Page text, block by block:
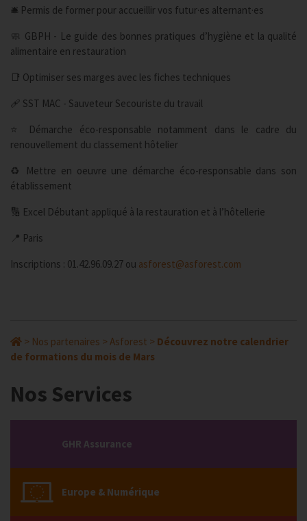
🛎️ Permis de former pour accueillir vos futur·es alternant·es
🧼 GBPH - Le guide des bonnes pratiques d’hygiène et la qualité
alimentaire en restauration
📑 Optimiser ses marges avec les fiches techniques
🩹 SST MAC - Sauveteur Secouriste du travail
⭐️ Démarche éco-responsable notamment dans le cadre du
renouvellement du classement hôtelier
♻️ Mettre en oeuvre une démarche éco-responsable dans son
établissement
🔢 Excel Débutant appliqué à la restauration et à l’hôtellerie
📍 Paris
Inscriptions : 01.42.96.09.27 ou asforest@asforest.com
> Nos partenaires > Asforest > Découvrez notre calendrier
de formations du mois de Mars
Nos Services
GHR Assurance
Europe & Numérique